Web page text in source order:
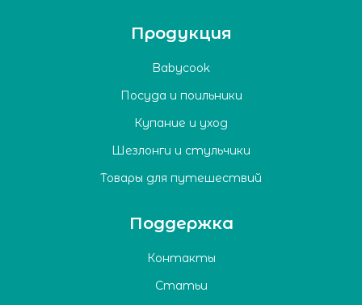
Продукция
Babycook
Посуда и поильники
Купание и уход
Шезлонги и стульчики
Товары для путешествий
Поддержка
Контакты
Статьи